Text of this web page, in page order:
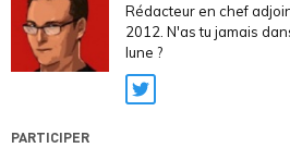
Rédacteur en chef
2012. N'as tu jamais
lune ?
Twitter
PARTICIPER